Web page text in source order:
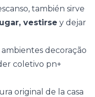
también sirve
vestirse y dejar
original de la casa